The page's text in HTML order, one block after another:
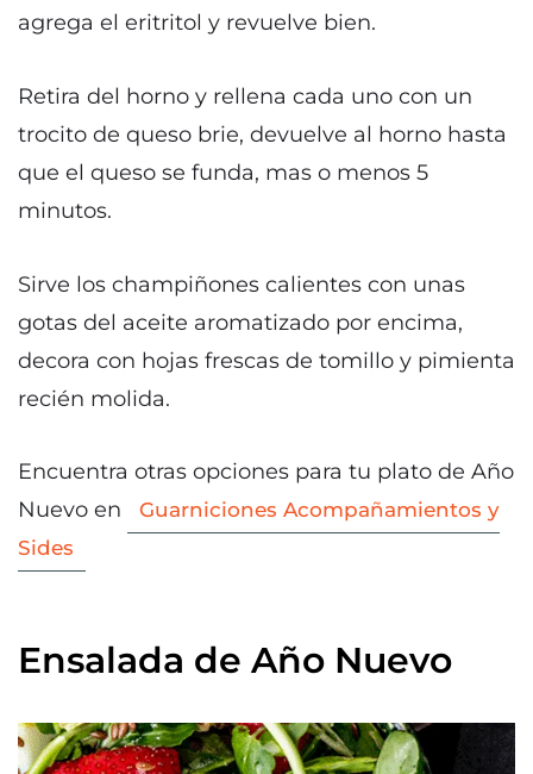
agrega el eritritol y revuelve bien.
Retira del horno y rellena cada uno con un
trocito de queso brie, devuelve al horno hasta
que el queso se funda, mas o menos 5
minutos.
Sirve los champiñones calientes con unas
gotas del aceite aromatizado por encima,
decora con hojas frescas de tomillo y pimienta
recién molida.
Encuentra otras opciones para tu plato de Año
Nuevo en
Guarniciones Acompañamientos y
Sides
Ensalada de Año Nuevo